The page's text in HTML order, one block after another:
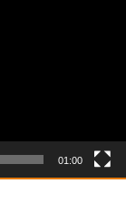
01:00